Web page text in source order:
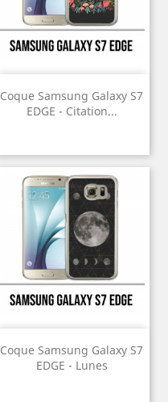
Coque Samsung Galaxy S7
EDGE - Citation...
Coque Samsung Galaxy S7
EDGE - Lunes